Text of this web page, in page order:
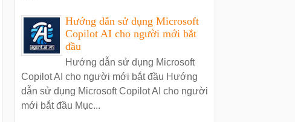
Hướng dẫn sử dụng Microsoft
Copilot AI cho người mới bắt
đầu
Hướng dẫn sử dụng Microsoft
Copilot AI cho người mới bắt đầu Hướng
dẫn sử dụng Microsoft Copilot AI cho người
mới bắt đầu Mục...